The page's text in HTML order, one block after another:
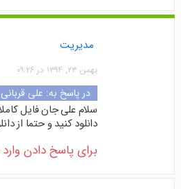
مدیریت
بهمن ۲۳, ۱۳۹۴ در ۰۹:۲۶
در پاسخ به: علی قربانی
سلام علی جان فایل
دانلود کنید و حتما از
برای پاسخ دادن